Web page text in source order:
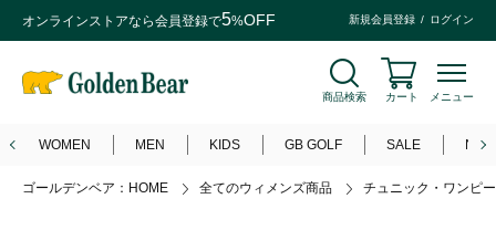
オンラインストアなら会員登録で5%OFF 新規会員登録 ログイン
商品検索 カート メニュー
WOMEN MEN KIDS GB GOLF SALE
ゴールデンベア：HOME 全てのウィメンズ商品 チュニック・ワンピ